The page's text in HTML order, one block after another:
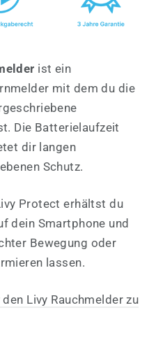
ist ein
mit dem du die
Die Batterielaufzeit
dir langen
Schutz.
Protect erhältst du
dein Smartphone und
Bewegung oder
lassen.
Livy Rauchmelder zu